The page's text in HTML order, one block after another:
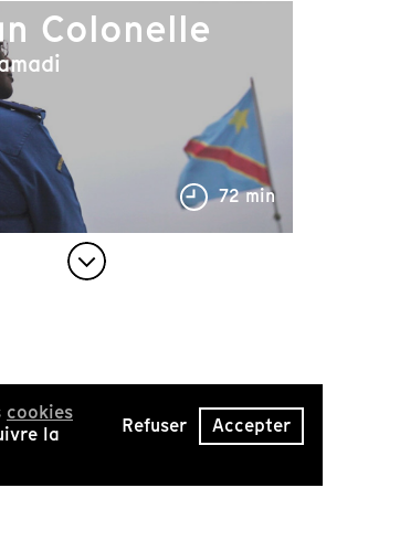
Colonelle
72 min
cookies
la
Refuser Accepter